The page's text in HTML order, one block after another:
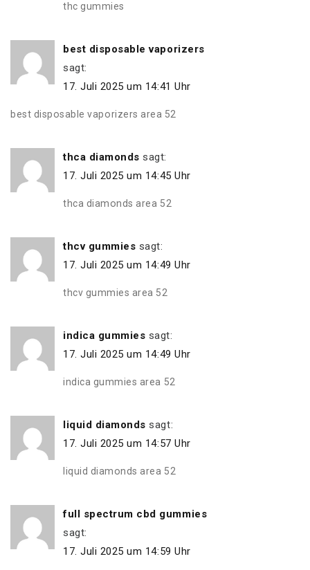
thc gummies
best disposable vaporizers
sagt:
17. Juli 2025 um 14:41 Uhr
best disposable vaporizers area 52
thca diamonds sagt:
17. Juli 2025 um 14:45 Uhr
thca diamonds area 52
thcv gummies sagt:
17. Juli 2025 um 14:49 Uhr
thcv gummies area 52
indica gummies sagt:
17. Juli 2025 um 14:49 Uhr
indica gummies area 52
liquid diamonds sagt:
17. Juli 2025 um 14:57 Uhr
liquid diamonds area 52
full spectrum cbd gummies
sagt:
17. Juli 2025 um 14:59 Uhr